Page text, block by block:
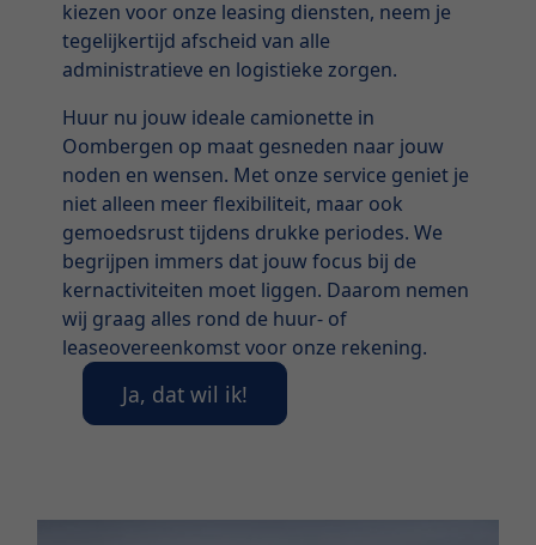
kiezen voor onze leasing diensten, neem je
tegelijkertijd afscheid van alle
administratieve en logistieke zorgen.
Huur nu jouw ideale camionette in
Oombergen op maat gesneden naar jouw
noden en wensen. Met onze service geniet je
niet alleen meer flexibiliteit, maar ook
gemoedsrust tijdens drukke periodes. We
begrijpen immers dat jouw focus bij de
kernactiviteiten moet liggen. Daarom nemen
wij graag alles rond de huur- of
leaseovereenkomst voor onze rekening.
Ja, dat wil ik!